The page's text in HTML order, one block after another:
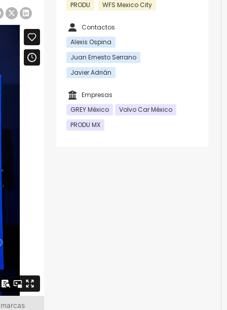
PRODU
WFS Mexico City
Contactos
Alexis Ospina
Juan Ernesto Serrano
Javier Adrián
Empresas
GREY México
Volvo Car México
PRODU MX